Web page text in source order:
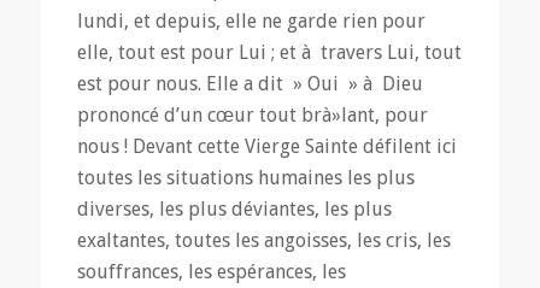
lundi, et depuis, elle ne garde rien pour
elle, tout est pour Lui ; et à travers Lui, tout
est pour nous. Elle a dit » Oui » à Dieu
prononcé d’un cœur tout brà»lant, pour
nous ! Devant cette Vierge Sainte défilent ici
toutes les situations humaines les plus
diverses, les plus déviantes, les plus
exaltantes, toutes les angoisses, les cris, les
souffrances, les espérances, les